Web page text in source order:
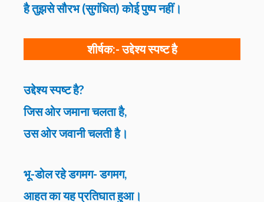
है तुझसे सौरभ (सुगंधित) कोई पुष्प नहीं।
शीर्षक:-उद्देश्य स्पष्ट है
उद्देश्य स्पष्ट है?
जिस ओर जमाना चलता है,
उस ओर जवानी चलती है।
भू-डोल रहे डगमग- डगमग,
आहत का यह प्रतिघात हुआ।